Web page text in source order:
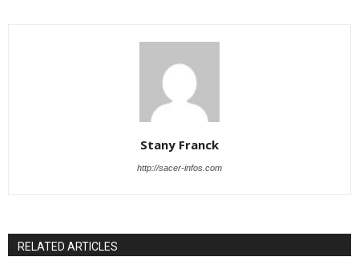
Stany Franck
http://sacer-infos.com
RELATED ARTICLES